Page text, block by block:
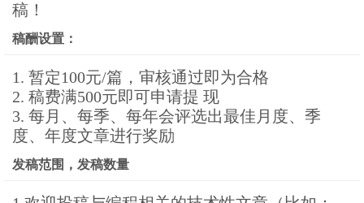
稿！
稿酬设置：
1. 暂定100元/篇，审核通过即为合格
2. 稿费满500元即可申请提 现
3. 每月、每季、每年会评选出最佳月度、季
度、年度文章进行奖励
发稿范围，发稿数量